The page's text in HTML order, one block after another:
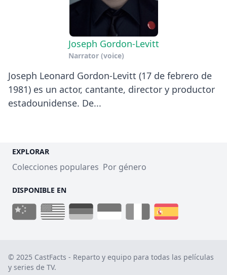
Joseph Gordon-Levitt
Narrator (voice)
Joseph Leonard Gordon-Levitt (17 de febrero de
1981) es un actor, cantante, director y productor
estadounidense. De...
EXPLORAR
Colecciones populares Por género
DISPONIBLE EN
© 2025 CastFacts - Reparto y equipo para todas las películas
y series de TV.